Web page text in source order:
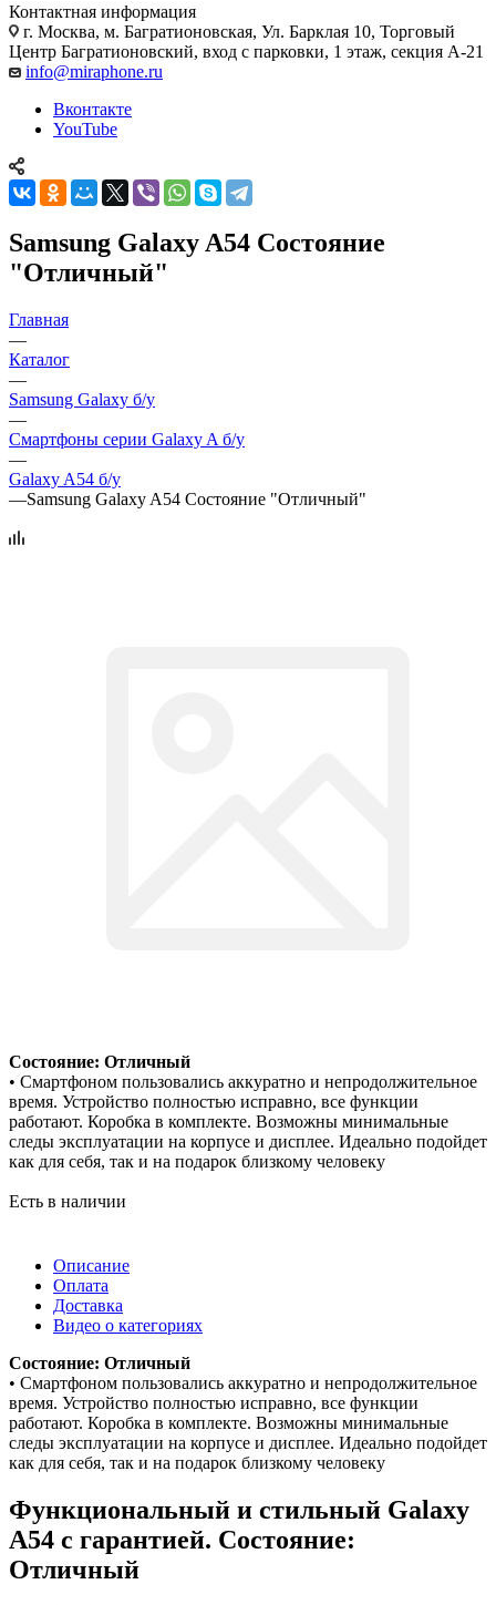
Контактная информация
г. Москва, м. Багратионовская, Ул. Барклая 10, Торговый
Центр Багратионовский, вход с парковки, 1 этаж, секция А-21
info@miraphone.ru
Вконтакте
YouTube
Samsung Galaxy A54 Состояние
"Отличный"
Главная
—
Каталог
—
Samsung Galaxy б/у
—
Смартфоны серии Galaxy A б/у
—
Galaxy A54 б/у
—Samsung Galaxy A54 Состояние "Отличный"
Состояние: Отличный
• Смартфоном пользовались аккуратно и непродолжительное
время. Устройство полностью исправно, все функции
работают. Коробка в комплекте. Возможны минимальные
следы эксплуатации на корпусе и дисплее. Идеально подойдет
как для себя, так и на подарок близкому человеку
Есть в наличии
Описание
Оплата
Доставка
Видео о категориях
Состояние: Отличный
• Смартфоном пользовались аккуратно и непродолжительное
время. Устройство полностью исправно, все функции
работают. Коробка в комплекте. Возможны минимальные
следы эксплуатации на корпусе и дисплее. Идеально подойдет
как для себя, так и на подарок близкому человеку
Функциональный и стильный Galaxy
A54 с гарантией. Состояние:
Отличный